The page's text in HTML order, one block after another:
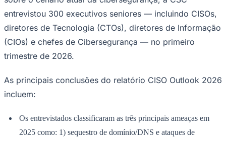
Goiás
sobre o cenário atual da cibersegurança, a CSC
entrevistou 300 executivos seniores — incluindo CISOs,
diretores de Tecnologia (CTOs), diretores de Informação
(CIOs) e chefes de Cibersegurança — no primeiro
As principais conclusões do relatório
Os entrevistados classificaram as três principais ameaças em